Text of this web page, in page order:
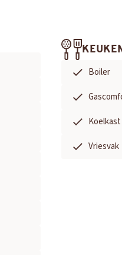
KEUKEN
Boiler
Koelkast
Vriesvak